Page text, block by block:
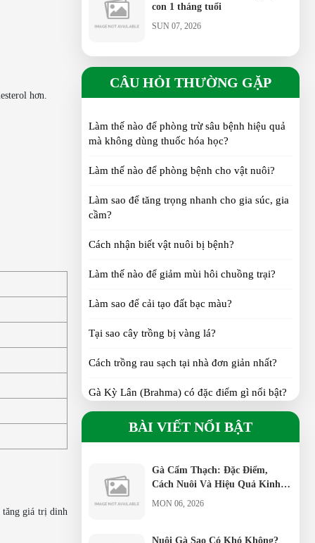
hơn.
tăng giá trị dinh
con 1 tháng tuổi
SUN 07, 2026
Cách Nuôi Và Hiệu Quả Kinh
Tế
MON 06, 2026
Xu Hướng Nuôi Dê Lùn Pygmy
Tại Việt Nam
THU 06, 2026
Cách Phân Biệt Gà Sao Trống
Gà Ai Cập Siêu Trứng Bao Lâu
MON 06, 2026
rau gì?
Thức ăn cho vịt Call Duck con
từ 1–30 ngày tuổi
CÂU HỎI THƯỜNG GẶP
Làm thế nào để phòng trừ sâu bệnh hiệu quả
mà không dùng thuốc hóa học?
Làm thế nào để phòng bệnh cho vật nuôi?
Làm sao để tăng trọng nhanh cho gia súc, gia
cầm?
Cách nhận biết vật nuôi bị bệnh?
Làm thế nào để giảm mùi hôi chuồng trại?
Làm sao để cải tạo đất bạc màu?
Tại sao cây trồng bị vàng lá?
Cách trồng rau sạch tại nhà đơn giản nhất?
Gà Kỳ Lân (Brahma) có đặc điểm gì nổi bật?
Gà H’Mông khác gì so với gà ta?
Gà Serama có phải giống gà nhỏ nhất thế
giới?
BÀI VIẾT NỔI BẬT
Gà Cẩm Thạch: Đặc Điểm,
Cách Nuôi Và Hiệu Quả Kinh
Tế
MON 06, 2026
Nuôi Gà Sao Có Khó Không?